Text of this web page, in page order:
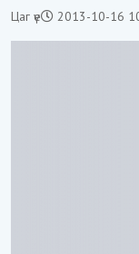
Цаг үе 2013-10-16